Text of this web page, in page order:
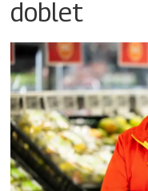
doblet